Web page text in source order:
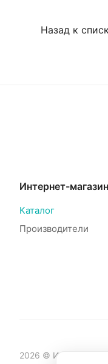
Назад к
Интернет-магазин
Каталог
Производители
2026 © Интернет-